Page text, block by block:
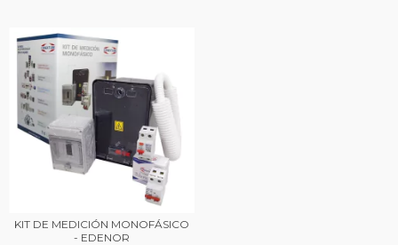
KIT DE MEDICIÓN MONOFÁSICO
- EDENOR